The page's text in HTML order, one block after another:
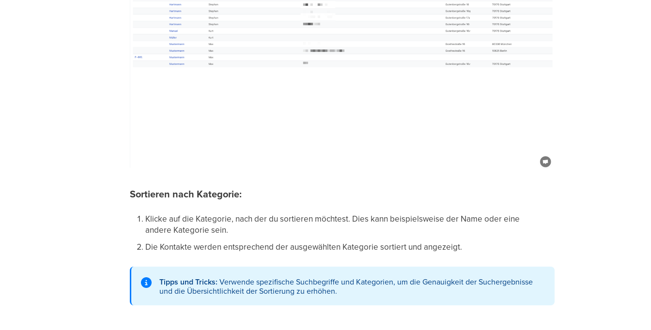
Sortieren nach Kategorie:
Klicke auf die Kategorie, nach der du sortieren möchtest. Dies kann beispielsweise der Name oder eine
andere Kategorie sein.
Die Kontakte werden entsprechend der ausgewählten Kategorie sortiert und angezeigt.
Tipps und Tricks: Verwende spezifische Suchbegriffe und Kategorien, um die Genauigkeit der Suchergebnisse
und die Übersichtlichkeit der Sortierung zu erhöhen.